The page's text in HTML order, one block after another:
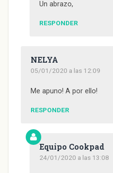
Un abrazo,
RESPONDER
NELYA
05/01/2020 a las 12:09
Me apuno! A por ello!
RESPONDER
Equipo Cookpad
24/01/2020 a las 13:08